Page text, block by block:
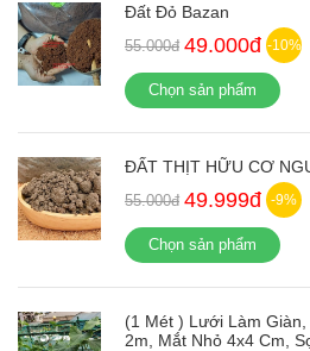
Đất Đỏ Bazan
55.000đ 49.000đ -10%
Chọn sản phẩm
ĐẤT THỊT HỮU CƠ
55.000đ 49.999đ -9%
Chọn sản phẩm
(1 Mét ) Lưới Làm
2m, Mắt Nhỏ 4x4 Cm,